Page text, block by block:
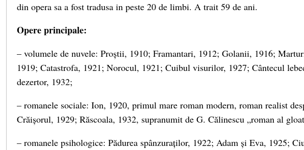
din opera sa a fost tradusa in peste 20 de limbi. A trait 59 de ani.
Opere principale:
– volumele de nuvele: Proștii, 1910; Framantari, 1912; Golanii, 1916;
1919; Catastrofa, 1921; Norocul, 1921; Cuibul visurilor, 1927; Cântecul
dezertor, 1932;
– romanele sociale: Ion, 1920, primul mare roman modern, roman realist
Crăișorul, 1929; Răscoala, 1932, supranumit de G. Călinescu „roman al
– romanele psihologice: Pădurea spânzuraților, 1922; Adam și Eva, 1925;